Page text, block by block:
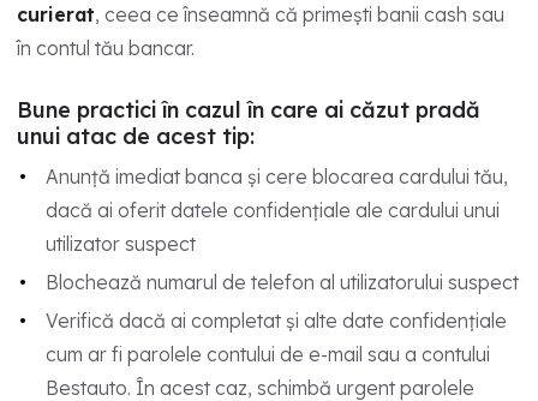
curierat, ceea ce înseamnă că primești banii cash sau
în contul tău bancar.
Bune practici în cazul în care ai căzut pradă
unui atac de acest tip:
Anunță imediat banca și cere blocarea cardului tău,
dacă ai oferit datele confidențiale ale cardului unui
utilizator suspect
Blochează numarul de telefon al utilizatorului suspect
Verifică dacă ai completat și alte date confidențiale
cum ar fi parolele contului de e-mail sau a contului
Bestauto. În acest caz, schimbă urgent parolele